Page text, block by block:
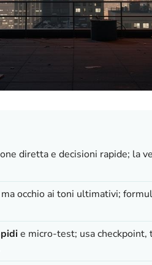
diretta e decisioni rapide; la
occhio ai toni ultimativi;
e micro-test; usa checkpoint,